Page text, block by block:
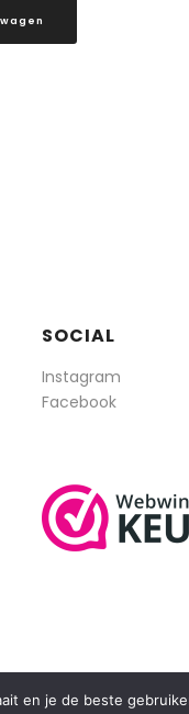
SOCIAL
Instagram
Facebook
en je de beste